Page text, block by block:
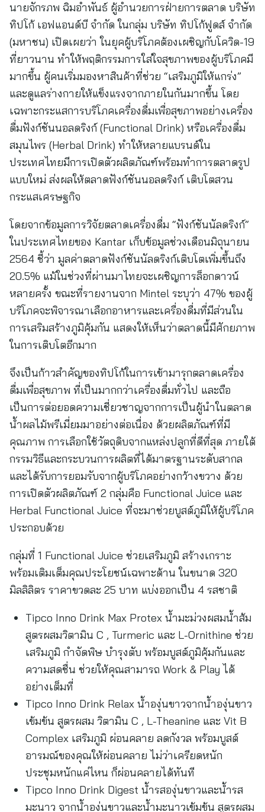
นายจักรภพ ฉิมอำพันธ์ ผู้อำนวยการฝ่ายการตลาด บริษัท
ทิปโก้ เอฟแอนด์บี จำกัด ในกลุ่ม บริษัท ทิปโก้ฟูดส์ จำกัด
(มหาชน) เปิดเผยว่า ในยุคผู้บริโภคต้องเผชิญกับโควิด-19
ที่ยาวนาน ทำให้พฤติกรรมการใส่ใจสุขภาพของผู้บริโภคมี
มากขึ้น ผู้คนเริ่มมองหาสินค้าที่ช่วย “เสริมภูมิให้แกร่ง”
และดูแลร่างกายให้แข็งแรงจากภายในกันมากขึ้น โดย
เฉพาะกระแสการบริโภคเครื่องดื่มเพื่อสุขภาพอย่างเครื่อง
ดื่มฟังก์ชันนอลดริงก์ (Functional Drink) หรือเครื่องดื่ม
สมุนไพร (Herbal Drink) ทำให้หลายแบรนด์ใน
ประเทศไทยมีการเปิดตัวผลิตภัณฑ์พร้อมทำการตลาดรูป
แบบใหม่ ส่งผลให้ตลาดฟังก์ชันนอลดริงก์ เติบโตสวน
กระแสเศรษฐกิจ
โดยจากข้อมูลการวิจัยตลาดเครื่องดื่ม “ฟังก์ชันนัลดริงก์”
ในประเทศไทยของ Kantar เก็บข้อมูลช่วงเดือนมิถุนายน
2564 ชี้ว่า มูลค่าตลาดฟังก์ชันนัลดริงก์เติบโตเพิ่มขึ้นถึง
20.5% แม้ในช่วงที่ผ่านมาไทยจะเผชิญการล็อกดาวน์
หลายครั้ง ขณะที่รายงานจาก Mintel ระบุว่า 47% ของผู้
บริโภคจะพิจารณาเลือกอาหารและเครื่องดื่มที่มีส่วนใน
การเสริมสร้างภูมิคุ้มกัน แสดงให้เห็นว่าตลาดนี้มีศักยภาพ
ในการเติบโตอีกมาก
จึงเป็นก้าวสำคัญของทิปโก้ในการเข้ามารุกตลาดเครื่อง
ดื่มเพื่อสุขภาพ ที่เป็นมากกว่าเครื่องดื่มทั่วไป และถือ
เป็นการต่อยอดความเชี่ยวชาญจากการเป็นผู้นำในตลาด
น้ำผลไม้พรีเมี่ยมมาอย่างต่อเนื่อง ด้วยผลิตภัณฑ์ที่มี
คุณภาพ การเลือกใช้วัตถุดิบจากแหล่งปลูกที่ดีที่สุด ภายใต้
กรรมวิธีและกระบวนการผลิตที่ได้มาตรฐานระดับสากล
และได้รับการยอมรับจากผู้บริโภคอย่างกว้างขวาง ด้วย
การเปิดตัวผลิตภัณฑ์ 2 กลุ่มคือ Functional Juice และ
Herbal Functional Juice ที่จะมาช่วยบูสต์ภูมิให้ผู้บริโภค
ประกอบด้วย
กลุ่มที่ 1 Functional Juice ช่วยเสริมภูมิ สร้างเกราะ
พร้อมเติมเต็มคุณประโยชน์เฉพาะด้าน ในขนาด 320
มิลลิลิตร ราคาขวดละ 25 บาท แบ่งออกเป็น 4 รสชาติ
Tipco Inno Drink Max Protex น้ำมะม่วงผสมน้ำส้ม
สูตรผสมวิตามิน C , Turmeric และ L-Ornithine ช่วย
เสริมภูมิ กำจัดพิษ บำรุงตับ พร้อมบูสต์ภูมิคุ้มกันและ
ความสดชื่น ช่วยให้คุณสามารถ Work & Play ได้
อย่างเต็มที่
Tipco Inno Drink Relax น้ำองุ่นขาวจากน้ำองุ่นขาว
เข้มข้น สูตรผสม วิตามิน C , L-Theanine และ Vit B
Complex เสริมภูมิ ผ่อนคลาย ลดกังวล พร้อมบูสต์
อารมณ์ของคุณให้ผ่อนคลาย ไม่ว่าเครียดหนัก
ประชุมหนักแค่ไหน ก็ผ่อนคลายได้ทันที
Tipco Inno Drink Digest น้ำรสองุ่นขาวและน้ำรส
มะนาว จากน้ำองุ่นขาวและน้ำมะนาวเข้มข้น สูตรผสม